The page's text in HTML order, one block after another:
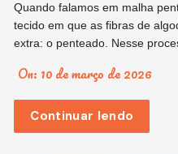
Quando falamos em malha
tecido em que as fibras de
extra: o penteado. Nesse
On: 10 de março de 2026
Continuar lendo